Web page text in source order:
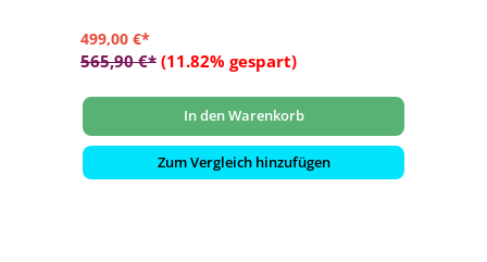
499,00 €*
565,90 €* (11.82% gespart)
In den Warenkorb
Zum Vergleich hinzufügen